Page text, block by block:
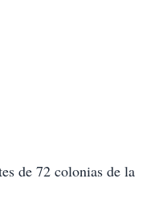
de 72 colonias de la